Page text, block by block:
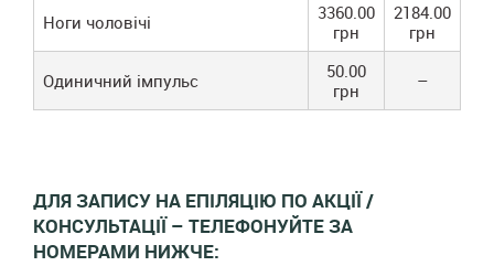
Ноги чоловічі
3360.00
грн
2184.00
грн
Одиничний імпульс
50.00
грн
–
ДЛЯ ЗАПИСУ НА ЕПІЛЯЦІЮ ПО АКЦІЇ /
КОНСУЛЬТАЦІЇ – ТЕЛЕФОНУЙТЕ ЗА
НОМЕРАМИ НИЖЧЕ: